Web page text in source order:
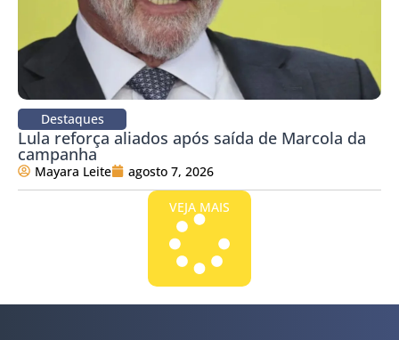
Destaques
Lula reforça aliados após saída de Marcola da
campanha
Mayara Leite agosto 7, 2026
VEJA MAIS